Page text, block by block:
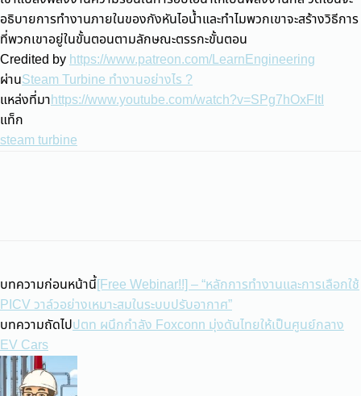
อธิบายการทำงานภายในของกังหันไอน้ำและทำไมพวกเขาจะสร้างวิธีการ
ที่พวกเขาอยู่ในขั้นตอนตามลักษณะตรรกะขั้นตอน
Credited byhttps://www.patreon.com/LearnEngineering
ผ่านSteam Turbine ทำงานอย่างไร ?
แหล่งที่มาhttps://www.youtube.com/watch?v=SPg7hOxFItI
แท็ก
steam turbine
บทความก่อนหน้านี้[Free Webinar!!] – “หลักการทำงานและการเลือกใช้
PICV วาล์วอย่างเหมาะสมในระบบปรับอากาศ”
บทความถัดไปปตท ผนึกกำลัง Foxconn มุ่งดันไทยให้เป็นศูนย์กลาง
EV Cars